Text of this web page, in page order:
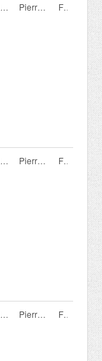
Marché privé Pierreval Agence Rhone Alpes France
Marché privé Pierreval Agence Rhone Alpes France
Marché privé Pierreval Agence Rhone Alpes France